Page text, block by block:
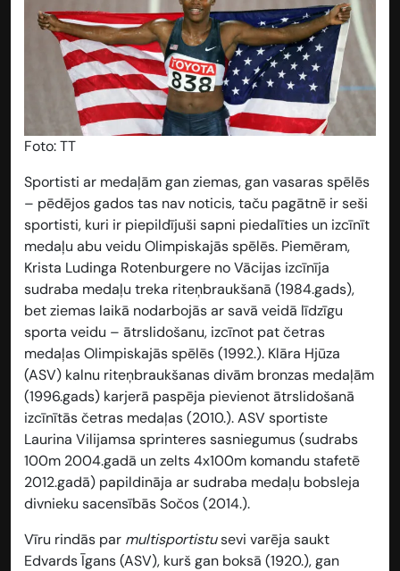
Foto: TT
Sportisti ar medaļām gan ziemas, gan vasaras spēlēs
– pēdējos gados tas nav noticis, taču pagātnē ir seši
sportisti, kuri ir piepildījuši sapni piedalīties un izcīnīt
medaļu abu veidu Olimpiskajās spēlēs. Piemēram,
Krista Ludinga Rotenburgere no Vācijas izcīnīja
sudraba medaļu treka riteņbraukšanā (1984.gads),
bet ziemas laikā nodarbojās ar savā veidā līdzīgu
sporta veidu – ātrslidošanu, izcīnot pat četras
medaļas Olimpiskajās spēlēs (1992.). Klāra Hjūza
(ASV) kalnu riteņbraukšanas divām bronzas medaļām
(1996.gads) karjerā paspēja pievienot ātrslidošanā
izcīnītās četras medaļas (2010.). ASV sportiste
Laurina Vilijamsa sprinteres sasniegumus (sudrabs
100m 2004.gadā un zelts 4x100m komandu stafetē
2012.gadā) papildināja ar sudraba medaļu bobsleja
divnieku sacensībās Sočos (2014.).
Vīru rindās par multisportistusevi varēja saukt
Edvards Īgans (ASV), kurš gan boksā (1920.), gan